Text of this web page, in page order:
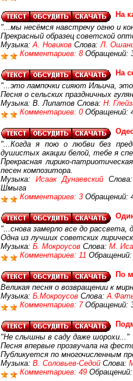
На
"...мы несёмся навстречу огню и
Прекрасный образец советской
Музыка:А. Новиков Слова:Л.
Комментариев: 8 Обращений:
На
"...это лампочки сияют Ильича,
Песня о сельских праздничных
Музыка: В. Липатов Слова: Н.
Комментариев: 0 Обращений:
"...Когда я пою о любви без
душистых акации белой, тебе я
Прекрасная лирико-
песен композитора.
Музыка: Исаак Дунаевский
Шмыга
Комментариев: 3 Обращений:
"...снова замерло все до рассвета,
Одна из лучших советских
Музыка: Б. Мокроусов Слова: М.
Комментариев: 11 Обращений:
По
Великая песня о возвращении к
Музыка: Б.Мокроусов Слова:
Комментариев: 7 Обращений:
"Не слышны в саду даже шорохи..."
Песня впервые прозвучала на
Публикуется по многочисленным
Музыка: В. Соловьев-Седой Слова:
Комментариев: 49 Обращений: